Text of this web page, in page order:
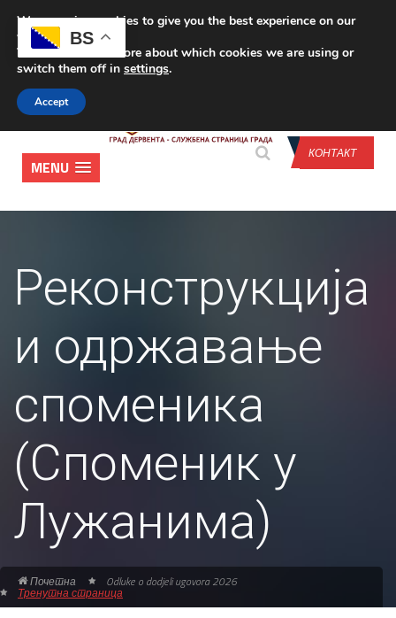
CONTACT US
КОНТАКТ
MENU
Реконструкција
и одржавање
споменика
(Споменик у
Лужанима)
Почетна Odluke o dodjeli ugovora 2026
Тренутна страница
BS
We are using cookies to give you the best experience on our
website.
You can find out more about which cookies we are using or
switch them off in settings.
Accept